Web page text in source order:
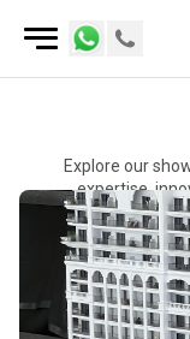
Explore our
expertise,